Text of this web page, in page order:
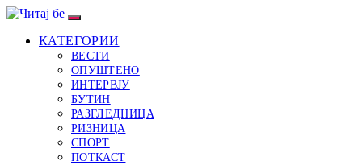
КАТЕГОРИИ
ВЕСТИ
ОПУШТЕНО
ИНТЕРВЈУ
БУТИН
РАЗГЛЕДНИЦА
РИЗНИЦА
СПОРТ
ПОТКАСТ